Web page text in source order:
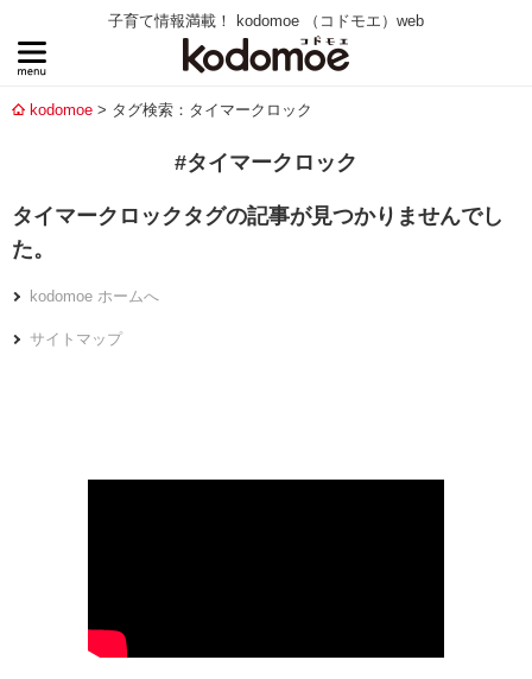
子育て情報満載！ kodomoe （コドモエ）web
kodomoe タグ検索：タイマークロック
#タイマークロック
タイマークロックタグの記事が見つかりませんでし
た。
kodomoe ホームへ
サイトマップ